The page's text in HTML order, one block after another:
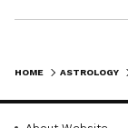
5
10
HOME ASTROLOGY